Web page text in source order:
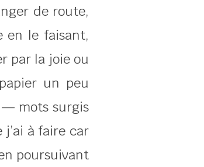
de route,
le faisant,
par la joie ou
un peu
— mots surgis
à faire car
poursuivant